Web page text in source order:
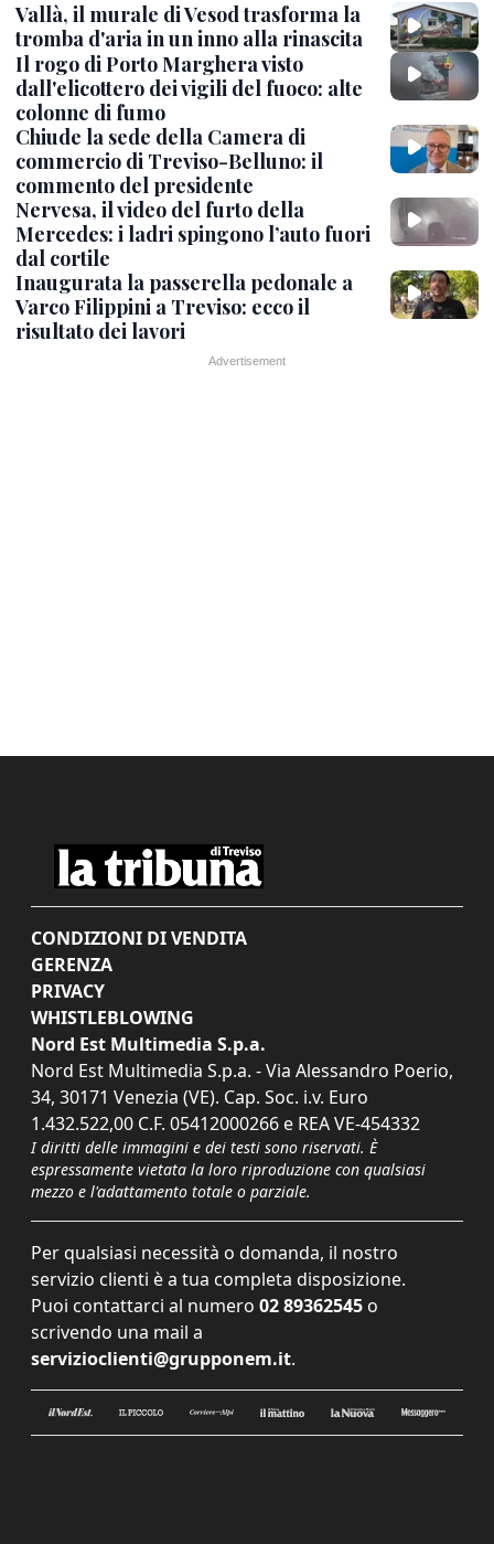
Vallà, il murale di Vesod trasforma la
tromba d'aria in un inno alla rinascita
Il rogo di Porto Marghera visto
dall'elicottero dei vigili del fuoco: alte
colonne di fumo
Chiude la sede della Camera di
commercio di Treviso-Belluno: il
commento del presidente
Nervesa, il video del furto della
Mercedes: i ladri spingono l’auto fuori
dal cortile
Inaugurata la passerella pedonale a
Varco Filippini a Treviso: ecco il
risultato dei lavori
CONDIZIONI DI VENDITA
GERENZA
PRIVACY
WHISTLEBLOWING
Nord Est Multimedia S.p.a.
Nord Est Multimedia S.p.a. - Via Alessandro Poerio,
34, 30171 Venezia (VE). Cap. Soc. i.v. Euro
1.432.522,00 C.F. 05412000266 e REA VE-454332
I diritti delle immagini e dei testi sono riservati. È
espressamente vietata la loro riproduzione con qualsiasi
mezzo e l'adattamento totale o parziale.
Per qualsiasi necessità o domanda, il nostro
servizio clienti è a tua completa disposizione.
Puoi contattarci al numero 02 89362545 o
scrivendo una mail a
servizioclienti@grupponem.it.